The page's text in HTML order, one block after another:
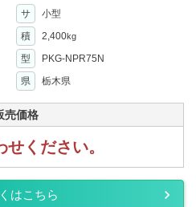
サ
小型
積 2,400kg
型
PKG-NPR75N
県 栃木県
売価格
ください。
はこちら